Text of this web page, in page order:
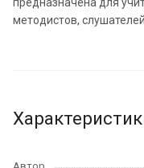
методистов,